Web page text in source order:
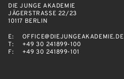
DIE JUNGE AKADEMIE
JÄGERSTRASSE 22/23
10117 BERLIN
E:
OFFICE@DIEJUNGEAKADEMIE.DE
T:
+49 30 241899-100
F:
+49 30 241899-101